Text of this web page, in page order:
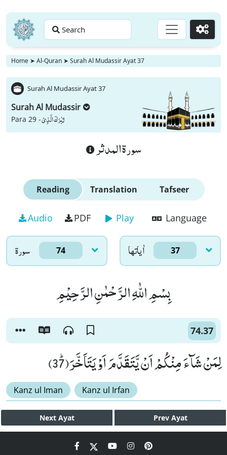
Search Go
Home ➤ Al-Quran ➤ Surah Al Mudassir Ayat 37
Surah Al Mudassir Ayat 37
Surah Al Mudassir
Para 29 -تَبٰرَكَ الَّذِیْ
سورة المدثر
Reading Translation Tafseer
Audio PDF Play Language
سورۃ 74 اٰياتها 37
بِسْمِ اللّٰهِ الرَّحْمٰنِ الرَّحِیْمِ
74.37
لِمَنْ شَآءَ مِنْكُمْ اَنْ یَّتَقَدَّمَ اَوْ یَتَاَخَّرَﭤ(37)
Kanz ul Iman Kanz ul Irfan
Next Ayat Prev Ayat